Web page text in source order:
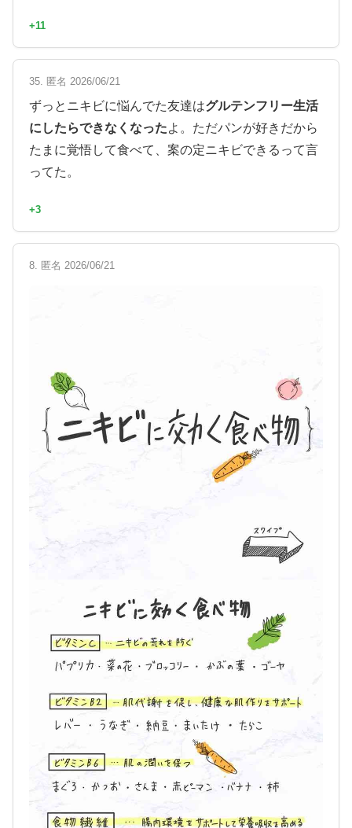
+11
35. 匿名 2026/06/21
ずっとニキビに悩んでた友達はグルテンフリー生活
にしたらできなくなったよ。ただパンが好きだから
たまに覚悟して食べて、案の定ニキビできるって言
ってた。
+3
8. 匿名 2026/06/21